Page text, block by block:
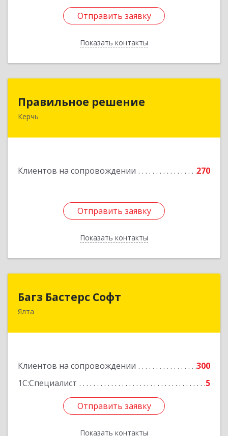
Отправить заявку
Показать контакты
Отправить заявку
Назад
Правильное решение
Керчь
Клиентов на сопровождении 270
Отправить заявку
Показать контакты
298330, Крым Респ, Керчь г, Адмиралтейский
Отправить заявку
Назад
Багз Бастерс Софт
Ялта
Клиентов на сопровождении
300
1С:Специалист
5
Отправить заявку
Показать контакты
Багз Бастерс Софт
298603, Крым Респ, Ялта г, Свердлова ул, дом №
Отправить заявку
Назад